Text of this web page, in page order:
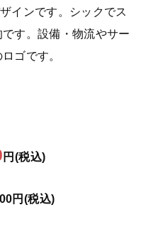
インです。シックでス
す。設備・物流やサー
ゴです。
円(税込)
円(税込)